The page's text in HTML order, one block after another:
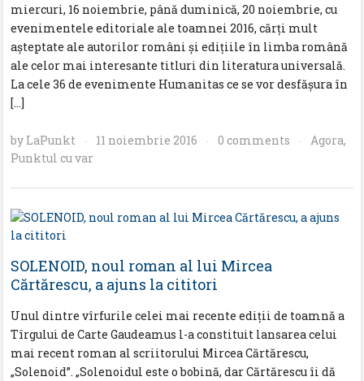
miercuri, 16 noiembrie, până duminică, 20 noiembrie, cu
evenimentele editoriale ale toamnei 2016, cărți mult
așteptate ale autorilor români și edițiile în limba română
ale celor mai interesante titluri din literatura universală.
La cele 36 de evenimente Humanitas ce se vor desfășura în
[…]
by LaPunkt · 11 noiembrie 2016 · 0 comments · Agora,
Punktul cu var
SOLENOID, noul roman al lui Mircea
Cărtărescu, a ajuns la cititori
Unul dintre vîrfurile celei mai recente ediţii de toamnă a
Tîrgului de Carte Gaudeamus l-a constituit lansarea celui
mai recent roman al scriitorului Mircea Cărtărescu,
„Solenoid”. „Solenoidul este o bobină, dar Cărtărescu îi dă